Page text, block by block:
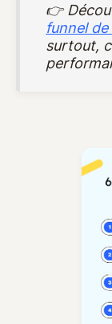
👉
funnel
surtout,